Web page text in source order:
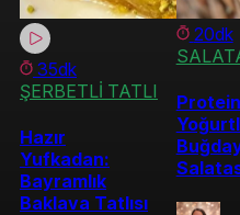
35dk
ŞERBETLİ TATLI
Hazır
Yufkadan:
Bayramlık
Baklava Tatlısı
20dk